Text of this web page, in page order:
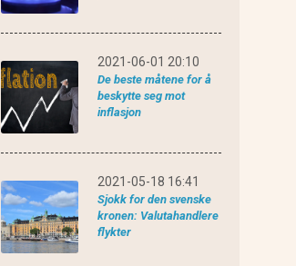
2021-06-01 20:10
De beste måtene for å
beskytte seg mot
inflasjon
2021-05-18 16:41
Sjokk for den svenske
kronen: Valutahandlere
flykter